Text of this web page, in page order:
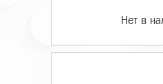
Нет в